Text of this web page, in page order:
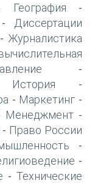
География -
-
Диссертации
- Журналистика
-
История -
- Маркетинг -
Менеджмент -
- Право России
-
-
- Технические